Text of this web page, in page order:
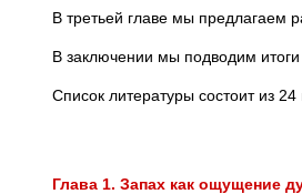
В третьей главе мы предлагаем
В заключении мы подводим
Список литературы состоит из 24
Глава 1. Запах как ощущение